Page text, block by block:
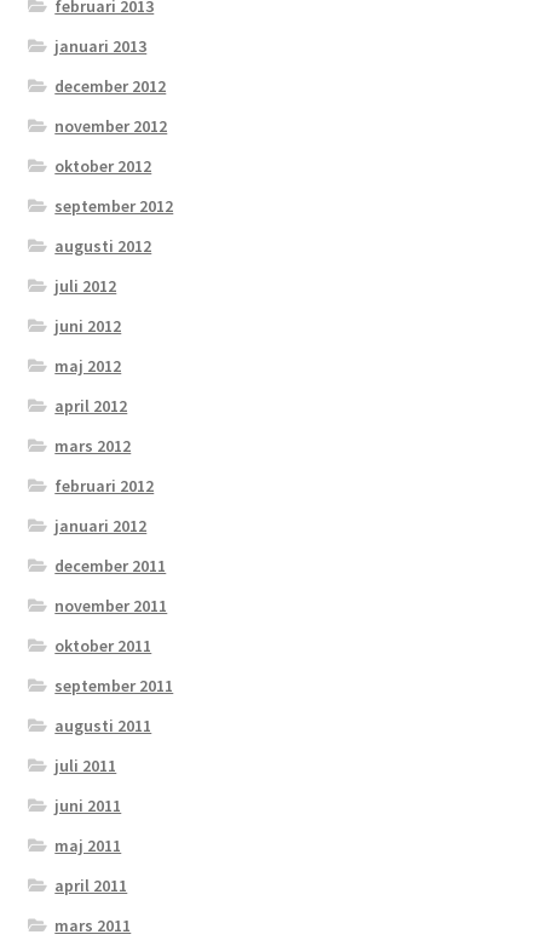
februari 2013
januari 2013
december 2012
november 2012
oktober 2012
september 2012
augusti 2012
juli 2012
juni 2012
maj 2012
april 2012
mars 2012
februari 2012
januari 2012
december 2011
november 2011
oktober 2011
september 2011
augusti 2011
juli 2011
juni 2011
maj 2011
april 2011
mars 2011